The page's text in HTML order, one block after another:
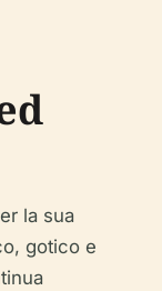
la sua
gotico e